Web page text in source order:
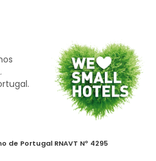
de Portugal RNAVT Nº 4295